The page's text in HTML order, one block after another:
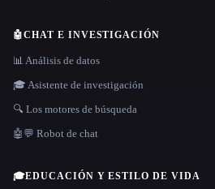
🤖CHAT E INVESTIGACIÓN
📊 Análisis de datos
🎓 Asistente de investigación
🔍 Los motores de búsqueda
🤖💬 Robot de chat
🎓EDUCACIÓN Y ESTILO DE VIDA